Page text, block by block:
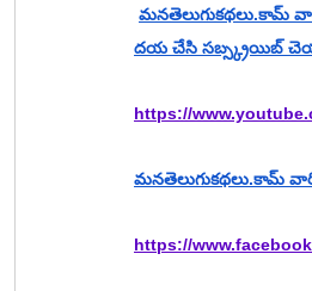
మనతెలుగుకథలు.కామ్
దయ చేసి సబ్స్క్రయిబ్
https://
మనతెలుగుకథలు.కామ్
https://